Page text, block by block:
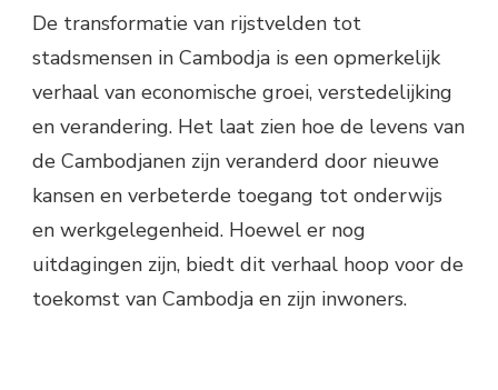
De transformatie van rijstvelden tot
stadsmensen in Cambodja is een opmerkelijk
verhaal van economische groei, verstedelijking
en verandering. Het laat zien hoe de levens van
de Cambodjanen zijn veranderd door nieuwe
kansen en verbeterde toegang tot onderwijs
en werkgelegenheid. Hoewel er nog
uitdagingen zijn, biedt dit verhaal hoop voor de
toekomst van Cambodja en zijn inwoners.